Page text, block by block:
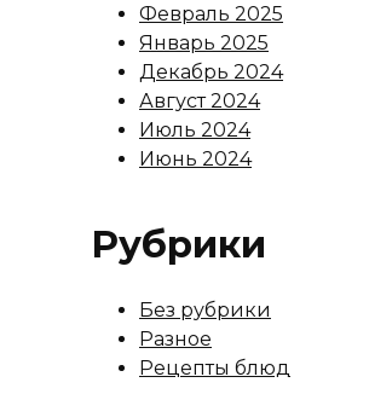
Февраль 2025
Январь 2025
Декабрь 2024
Август 2024
Июль 2024
Июнь 2024
Рубрики
Без рубрики
Разное
Рецепты блюд